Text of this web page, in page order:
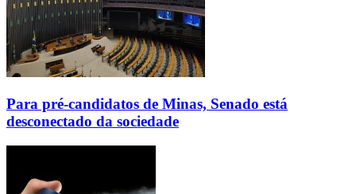
Para pré-candidatos de Minas, Senado está
desconectado da sociedade